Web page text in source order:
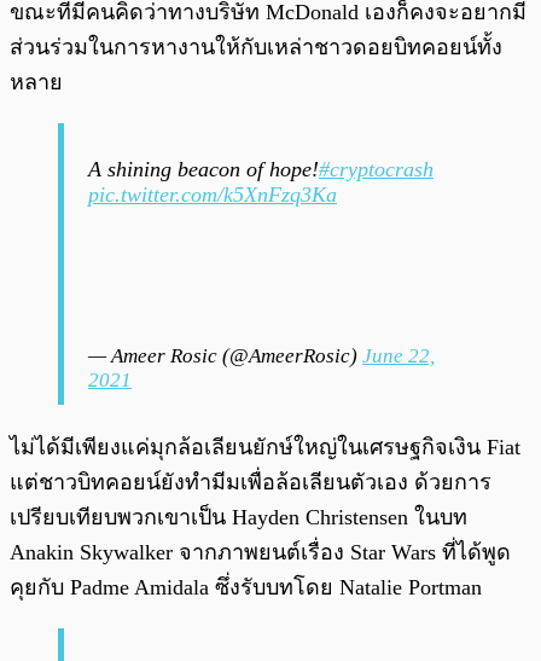
ขณะที่มีคนคิดว่าทางบริษัท McDonald เองก็คงจะอยากมี
ส่วนร่วมในการหางานให้กับเหล่าชาวดอยบิทคอยน์ทั้ง
หลาย
A shining beacon of hope!#cryptocrash
pic.twitter.com/k5XnFzq3Ka
— Ameer Rosic (@AmeerRosic) June 22,
2021
ไม่ได้มีเพียงแค่มุกล้อเลียนยักษ์ใหญ่ในเศรษฐกิจเงิน Fiat
แต่ชาวบิทคอยน์ยังทำมีมเพื่อล้อเลียนตัวเอง ด้วยการ
เปรียบเทียบพวกเขาเป็น Hayden Christensen ในบท
Anakin Skywalker จากภาพยนต์เรื่อง Star Wars ที่ได้พูด
คุยกับ Padme Amidala ซึ่งรับบทโดย Natalie Portman